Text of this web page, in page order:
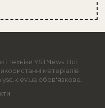
техніки YSTNews. Всі
матеріалів
обов'язкове.